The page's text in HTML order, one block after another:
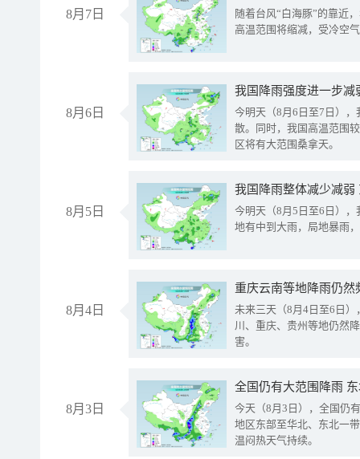
8月7日
随着台风“白海豚”的靠近
高温范围将缩减，受冷空
8月6日
今明天（8月6日至7日）
散。同时，我国高温范围
区将有大范围桑拿天。
8月5日
我国降雨整体减少减弱
今明天（8月5日至6日）
地有中到大雨，局地暴雨
8月4日
重庆云南等地降雨仍然
未来三天（8月4日至6日
川、重庆、贵州等地仍然
害。
8月3日
全国仍有大范围降雨
今天（8月3日），全国仍
地区东部至华北、东北一
温闷热天气持续。